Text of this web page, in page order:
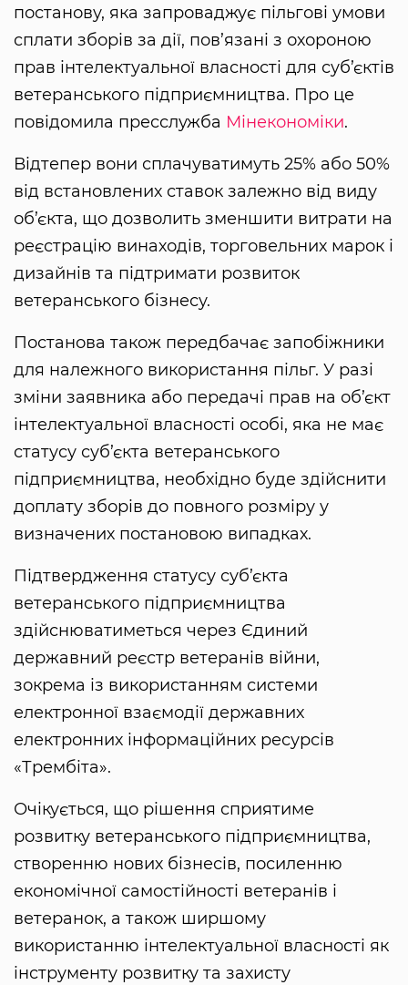
постанову, яка запроваджує пільгові умови
сплати зборів за дії, пов’язані з охороною
прав інтелектуальної власності для суб’єктів
ветеранського підприємництва. Про це
повідомила пресслужба Мінекономіки.
Відтепер вони сплачуватимуть 25% або 50%
від встановлених ставок залежно від виду
об’єкта, що дозволить зменшити витрати на
реєстрацію винаходів, торговельних марок і
дизайнів та підтримати розвиток
ветеранського бізнесу.
Постанова також передбачає запобіжники
для належного використання пільг. У разі
зміни заявника або передачі прав на об’єкт
інтелектуальної власності особі, яка не має
статусу суб’єкта ветеранського
підприємництва, необхідно буде здійснити
доплату зборів до повного розміру у
визначених постановою випадках.
Підтвердження статусу суб’єкта
ветеранського підприємництва
здійснюватиметься через Єдиний
державний реєстр ветеранів війни,
зокрема із використанням системи
електронної взаємодії державних
електронних інформаційних ресурсів
«Трембіта».
Очікується, що рішення сприятиме
розвитку ветеранського підприємництва,
створенню нових бізнесів, посиленню
економічної самостійності ветеранів і
ветеранок, а також ширшому
використанню інтелектуальної власності як
інструменту розвитку та захисту